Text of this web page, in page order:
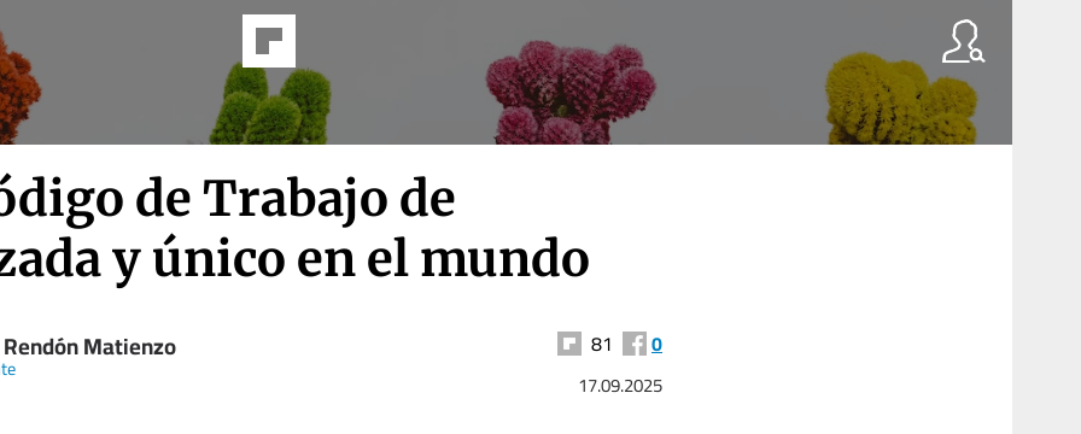
de Trabajo de
y único en el mundo
Matienzo 81 0
17.09.2025